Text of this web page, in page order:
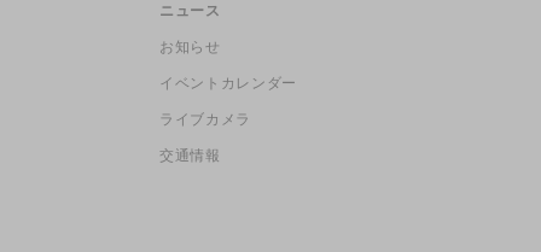
ニュース
お知らせ
イベントカレンダー
ライブカメラ
交通情報